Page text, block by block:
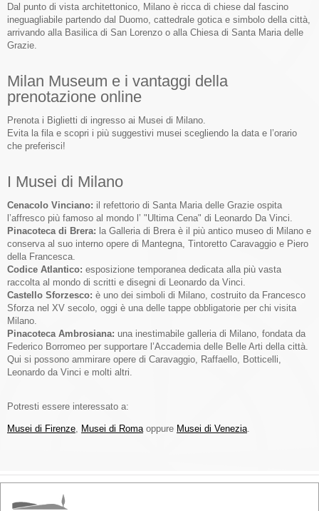
Dal punto di vista architettonico, Milano è ricca di chiese dal fascino
ineguagliabile partendo dal Duomo, cattedrale gotica e simbolo della città,
arrivando alla Basilica di San Lorenzo o alla Chiesa di Santa Maria delle
Grazie.
Milan Museum e i vantaggi della
prenotazione online
Prenota i Biglietti di ingresso ai Musei di Milano.
Evita la fila e scopri i più suggestivi musei scegliendo la data e l’orario
che preferisci!
I Musei di Milano
Cenacolo Vinciano: il refettorio di Santa Maria delle Grazie ospita
l’affresco più famoso al mondo l’ "Ultima Cena" di Leonardo Da Vinci.
Pinacoteca di Brera: la Galleria di Brera è il più antico museo di Milano e
conserva al suo interno opere di Mantegna, Tintoretto Caravaggio e Piero
della Francesca.
Codice Atlantico: esposizione temporanea dedicata alla più vasta
raccolta al mondo di scritti e disegni di Leonardo da Vinci.
Castello Sforzesco: è uno dei simboli di Milano, costruito da Francesco
Sforza nel XV secolo, oggi è una delle tappe obbligatorie per chi visita
Milano.
Pinacoteca Ambrosiana: una inestimabile galleria di Milano, fondata da
Federico Borromeo per supportare l’Accademia delle Belle Arti della città.
Qui si possono ammirare opere di Caravaggio, Raffaello, Botticelli,
Leonardo da Vinci e molti altri.
Potresti essere interessato a:
Musei di Firenze Musei di Roma oppure Musei di Venezia